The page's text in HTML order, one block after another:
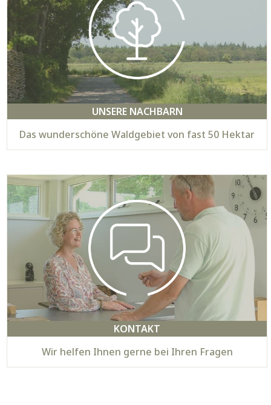
UNSERE NACHBARN
Das wunderschöne Waldgebiet von fast 50 Hektar
KONTAKT
Wir helfen Ihnen gerne bei Ihren Fragen